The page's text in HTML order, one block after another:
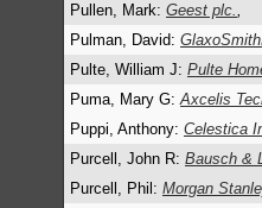
Pullen, Mark: Geest plc.,
Pulman, David:
Pulte, William J: Pulte
Puma, Mary G:Axcelis
Puppi, Anthony: Celestica
Purcell, John R: Bausch &
Purcell, Phil: Morgan